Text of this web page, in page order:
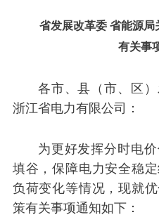
省发展改革委 省能源
有关事
各市、县（市、区
浙江省电力有限公司：
为更好发挥分时电
填谷，保障电力安全稳
负荷变化等情况，现就
策有关事项通知如下：